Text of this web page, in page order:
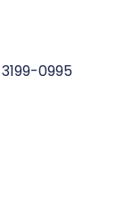
0995